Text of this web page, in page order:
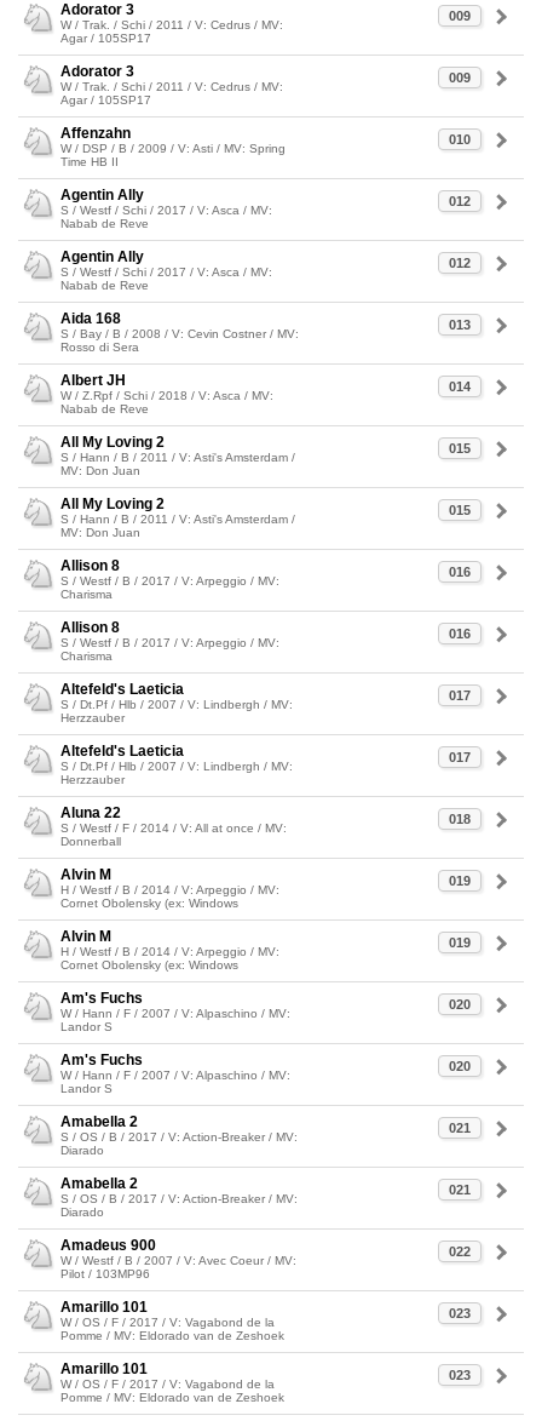
009
Adorator 3
W / Trak. / Schi / 2011 / V: Cedrus / MV:
Agar / 105SP17
009
Adorator 3
W / Trak. / Schi / 2011 / V: Cedrus / MV:
Agar / 105SP17
010
Affenzahn
W / DSP / B / 2009 / V: Asti / MV: Spring
Time HB II
012
Agentin Ally
S / Westf / Schi / 2017 / V: Asca / MV:
Nabab de Reve
012
Agentin Ally
S / Westf / Schi / 2017 / V: Asca / MV:
Nabab de Reve
013
Aida 168
S / Bay / B / 2008 / V: Cevin Costner / MV:
Rosso di Sera
014
Albert JH
W / Z.Rpf / Schi / 2018 / V: Asca / MV:
Nabab de Reve
015
All My Loving 2
S / Hann / B / 2011 / V: Asti's Amsterdam /
MV: Don Juan
015
All My Loving 2
S / Hann / B / 2011 / V: Asti's Amsterdam /
MV: Don Juan
016
Allison 8
S / Westf / B / 2017 / V: Arpeggio / MV:
Charisma
016
Allison 8
S / Westf / B / 2017 / V: Arpeggio / MV:
Charisma
017
Altefeld's Laeticia
S / Dt.Pf / Hlb / 2007 / V: Lindbergh / MV:
Herzzauber
017
Altefeld's Laeticia
S / Dt.Pf / Hlb / 2007 / V: Lindbergh / MV:
Herzzauber
018
Aluna 22
S / Westf / F / 2014 / V: All at once / MV:
Donnerball
019
Alvin M
H / Westf / B / 2014 / V: Arpeggio / MV:
Cornet Obolensky (ex: Windows
019
Alvin M
H / Westf / B / 2014 / V: Arpeggio / MV:
Cornet Obolensky (ex: Windows
020
Am's Fuchs
W / Hann / F / 2007 / V: Alpaschino / MV:
Landor S
020
Am's Fuchs
W / Hann / F / 2007 / V: Alpaschino / MV:
Landor S
021
Amabella 2
S / OS / B / 2017 / V: Action-Breaker / MV:
Diarado
021
Amabella 2
S / OS / B / 2017 / V: Action-Breaker / MV:
Diarado
022
Amadeus 900
W / Westf / B / 2007 / V: Avec Coeur / MV:
Pilot / 103MP96
023
Amarillo 101
W / OS / F / 2017 / V: Vagabond de la
Pomme / MV: Eldorado van de Zeshoek
023
Amarillo 101
W / OS / F / 2017 / V: Vagabond de la
Pomme / MV: Eldorado van de Zeshoek